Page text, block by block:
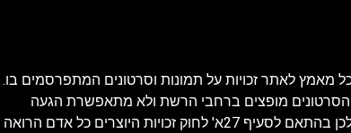
מאמץ לאתר זכויות על תמונות וסרטונים המתפרסמים בו.
מופצים ברחבי הרשת ולא מתאפשרת הגעה
למקור החומר הויזאולי, לכן בהתאם לסעיף 27א' לחוק זכויות היוצרים כל אדם הרואה